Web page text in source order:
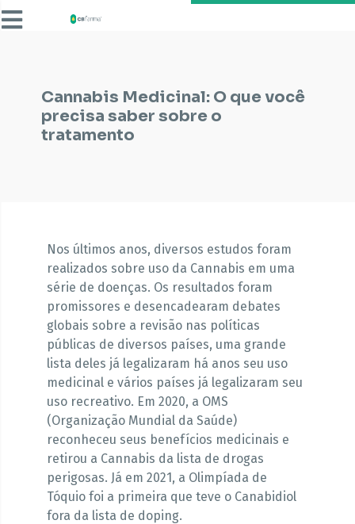
Cannabis Medicinal: O que você
precisa saber sobre o
tratamento
Nos últimos anos, diversos estudos foram
realizados sobre uso da Cannabis em uma
série de doenças. Os resultados foram
promissores e desencadearam debates
globais sobre a revisão nas políticas
públicas de diversos países, uma grande
lista deles já legalizaram há anos seu uso
medicinal e vários países já legalizaram seu
uso recreativo. Em 2020, a OMS
(Organização Mundial da Saúde)
reconheceu seus benefícios medicinais e
retirou a Cannabis da lista de drogas
perigosas. Já em 2021, a Olimpíada de
Tóquio foi a primeira que teve o Canabidiol
fora da lista de doping.